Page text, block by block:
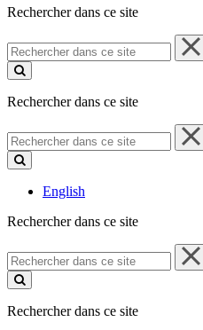
Rechercher dans ce site
Rechercher
dans
ce
Rechercher dans ce site
Rechercher
dans
ce
English
Rechercher dans ce site
Rechercher
dans
ce
Rechercher dans ce site